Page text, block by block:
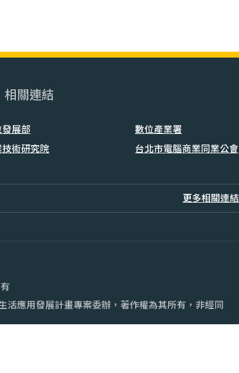
相關連結
發展部 數位產業署
技術研究院
台北市電腦商業同業公會
更多相關連結
活應用發展計畫專案委辦，著作權為其所有，非經同